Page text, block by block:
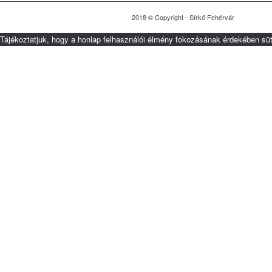
2018 © Copyright - Sírkő Fehérvár
Tájékoztatjuk, hogy a honlap felhasználói élmény fokozásának érdekében